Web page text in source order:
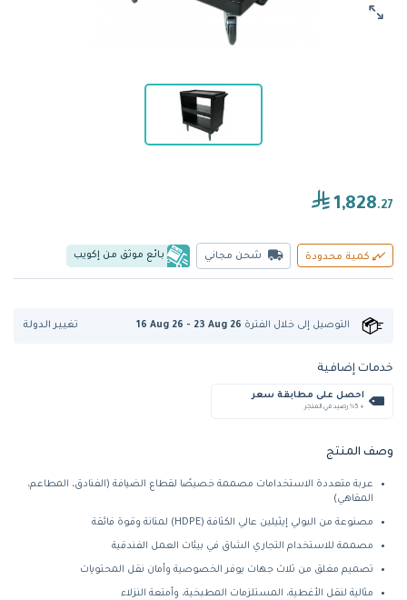
1,828.27
كمية محدودة شحن مجاني بائع موثق من إكويب
التوصيل إلى خلال الفترة 16 Aug 26 - 23 Aug 26 تغيير الدولة
خدمات إضافية
احصل على مطابقة سعر
+ %5 رصيد في المتجر
وصف المنتج
عربة متعددة الاستخدامات مصممة خصيصًا لقطاع الضيافة (الفنادق، المطاعم،
المقاهي)
مصنوعة من البولي إيثيلين عالي الكثافة (HDPE) لمتانة وقوة فائقة
مصممة للاستخدام التجاري الشاق في بيئات العمل الفندقية
تصميم مغلق من ثلاث جهات يوفر الخصوصية وأمان نقل المحتويات
مثالية لنقل الأغطية، المستلزمات المطبخية، وأمتعة النزلاء